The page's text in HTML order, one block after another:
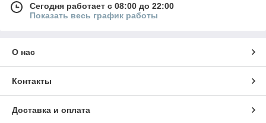
Сегодня работает с 08:00 до 22:00
Показать весь график работы
О нас
Контакты
Доставка и оплата